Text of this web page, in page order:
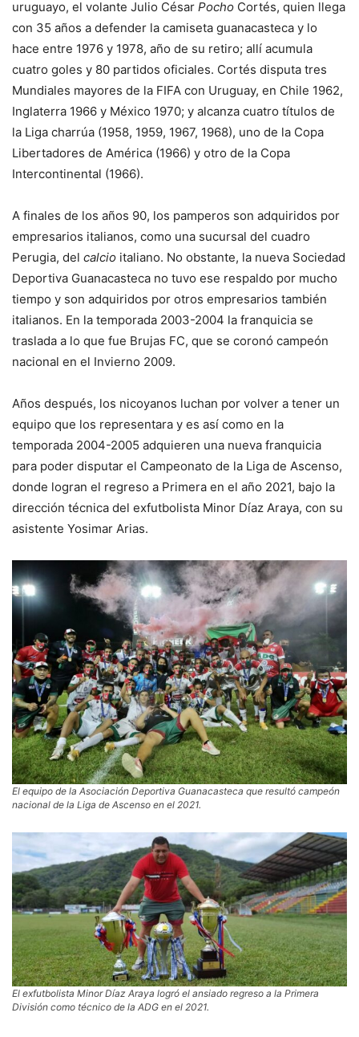
uruguayo, el volante Julio César Pocho Cortés, quien llega
con 35 años a defender la camiseta guanacasteca y lo
hace entre 1976 y 1978, año de su retiro; allí acumula
cuatro goles y 80 partidos oficiales. Cortés disputa tres
Mundiales mayores de la FIFA con Uruguay, en Chile 1962,
Inglaterra 1966 y México 1970; y alcanza cuatro títulos de
la Liga charrúa (1958, 1959, 1967, 1968), uno de la Copa
Libertadores de América (1966) y otro de la Copa
Intercontinental (1966).
A finales de los años 90, los pamperos son adquiridos por
empresarios italianos, como una sucursal del cuadro
Perugia, del calcio italiano. No obstante, la nueva Sociedad
Deportiva Guanacasteca no tuvo ese respaldo por mucho
tiempo y son adquiridos por otros empresarios también
italianos. En la temporada 2003-2004 la franquicia se
traslada a lo que fue Brujas FC, que se coronó campeón
nacional en el Invierno 2009.
Años después, los nicoyanos luchan por volver a tener un
equipo que los representara y es así como en la
temporada 2004-2005 adquieren una nueva franquicia
para poder disputar el Campeonato de la Liga de Ascenso,
donde logran el regreso a Primera en el año 2021, bajo la
dirección técnica del exfutbolista Minor Díaz Araya, con su
asistente Yosimar Arias.
El equipo de la Asociación Deportiva Guanacasteca que resultó campeón
nacional de la Liga de Ascenso en el 2021.
El exfutbolista Minor Díaz Araya logró el ansiado regreso a la Primera
División como técnico de la ADG en el 2021.